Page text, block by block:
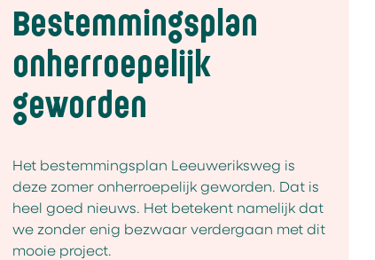
Bestemmingsplan
onherroepelijk
geworden
Het bestemmingsplan Leeuweriksweg is
deze zomer onherroepelijk geworden. Dat is
heel goed nieuws. Het betekent namelijk dat
we zonder enig bezwaar verdergaan met dit
mooie project.